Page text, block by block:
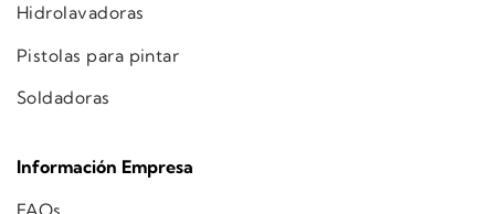
Hidrolavadoras
Pistolas para pintar
Soldadoras
Información Empresa